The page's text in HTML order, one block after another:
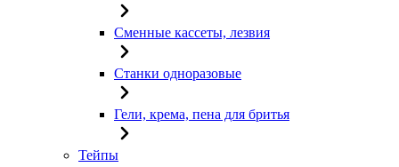
Сменные кассеты, лезвия
Станки одноразовые
Гели, крема, пена для бритья
Тейпы